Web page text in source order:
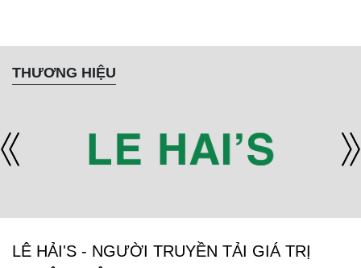
THƯƠNG HIỆU
LÊ HẢI'S - NGƯỜI TRUYỀN TẢI GIÁ TRỊ